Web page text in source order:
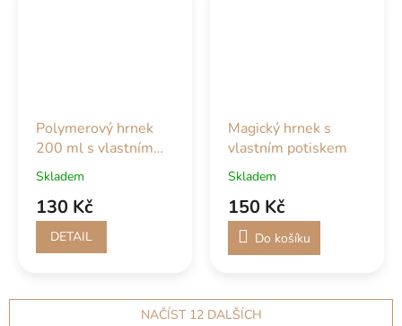
Polymerový hrnek
200 ml s vlastním
potiskem
Skladem
130 Kč
DETAIL
Magický hrnek s
vlastním potiskem
Skladem
150 Kč
Do košíku
NAČÍST 12 DALŠÍCH